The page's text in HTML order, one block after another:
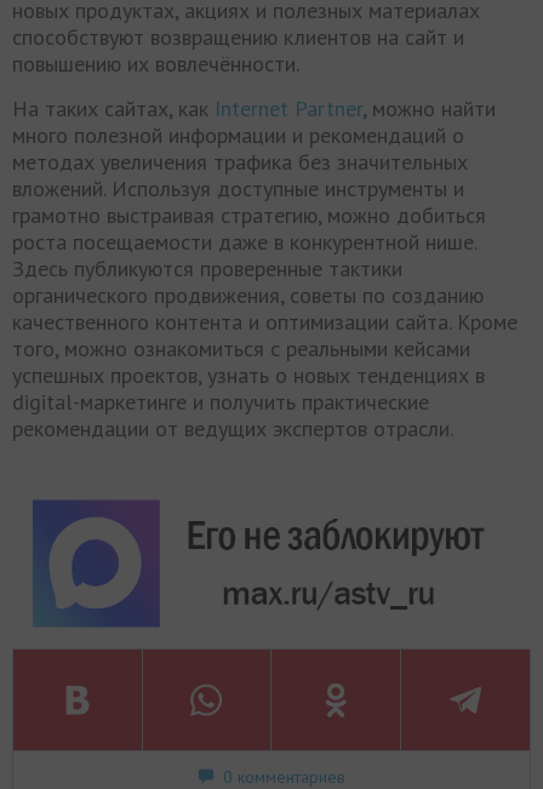
новых продуктах, акциях и полезных материалах
способствуют возвращению клиентов на сайт и
повышению их вовлечённости.
На таких сайтах, как Internet Partner, можно найти
много полезной информации и рекомендаций о
методах увеличения трафика без значительных
вложений. Используя доступные инструменты и
грамотно выстраивая стратегию, можно добиться
роста посещаемости даже в конкурентной нише.
Здесь публикуются проверенные тактики
органического продвижения, советы по созданию
качественного контента и оптимизации сайта. Кроме
того, можно ознакомиться с реальными кейсами
успешных проектов, узнать о новых тенденциях в
digital-маркетинге и получить практические
рекомендации от ведущих экспертов отрасли.
0 комментариев